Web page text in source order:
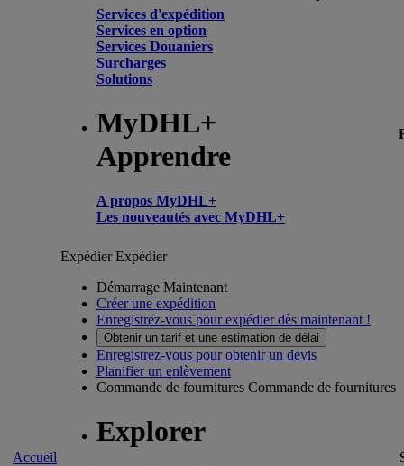
Services d'expédition
Services en option
Services Douaniers
Surcharges
Solutions
MyDHL+
Apprendre
A propos MyDHL+
Les nouveautés avec MyDHL+
Accueil
ExpédierExpédier
Démarrage Maintenant
Créer une expédition
Enregistrez-vous pour expédier dès maintenant !
Obtenir un tarif et une estimation de délai
Enregistrez-vous pour obtenir un devis
Planifier un enlèvement
Commande de fournitures Commande de fournitures
Explorer